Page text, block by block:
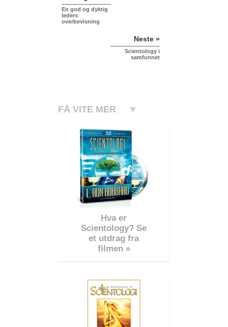
En god og dyktig
leders
overbevisning
Neste »
Scientology i
samfunnet
FÅ VITE MER
Hva er
Scientology? Se
et utdrag fra
filmen »